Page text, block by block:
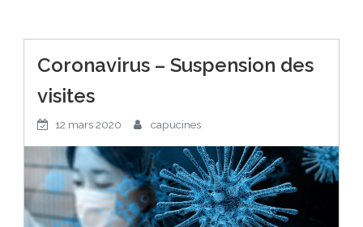
Coronavirus – Suspension des
visites
12 mars 2020 capucines